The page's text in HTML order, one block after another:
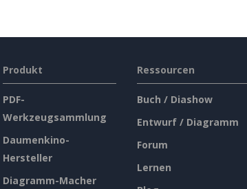
Produkt
PDF-
Werkzeugsammlung
Daumenkino-
Hersteller
Diagramm-Macher
Ressourcen
Buch / Diashow
Entwurf / Diagramm
Forum
Lernen